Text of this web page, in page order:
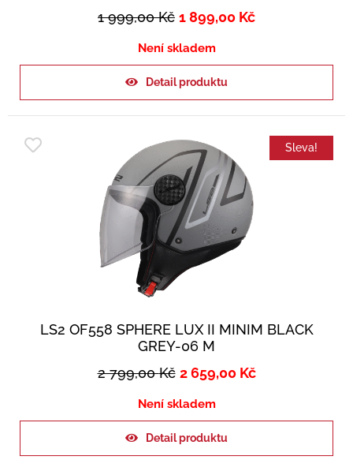
1 999,00Kč 1 899,00 Kč
Není skladem
Detail produktu
Sleva!
LS2 OF558 SPHERE LUX II MINIM BLACK
GREY-06 M
2 799,00Kč 2 659,00 Kč
Není skladem
Detail produktu